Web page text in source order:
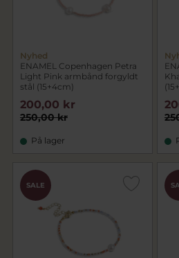
Nyhed
ENAMEL Copenhagen Petra
Light Pink armbånd forgyldt
stål (15+4cm)
250,00 kr
200,00 kr
På lager
SALE